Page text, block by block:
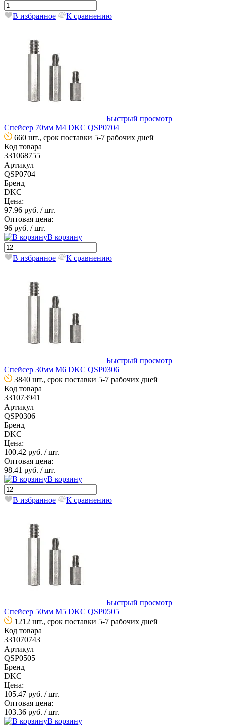
В избранное К сравнению
Быстрый просмотр
Спейсер 70мм М4 DKC QSP0704
660 шт., срок поставки 5-7 рабочих дней
Код товара
331068755
Артикул
QSP0704
Бренд
DKC
Цена:
97.96 руб. / шт.
Оптовая цена:
96 руб. / шт.
В корзину
В избранное К сравнению
Быстрый просмотр
Спейсер 30мм М6 DKC QSP0306
3840 шт., срок поставки 5-7 рабочих дней
Код товара
331073941
Артикул
QSP0306
Бренд
DKC
Цена:
100.42 руб. / шт.
Оптовая цена:
98.41 руб. / шт.
В корзину
В избранное К сравнению
Быстрый просмотр
Спейсер 50мм М5 DKC QSP0505
1212 шт., срок поставки 5-7 рабочих дней
Код товара
331070743
Артикул
QSP0505
Бренд
DKC
Цена:
105.47 руб. / шт.
Оптовая цена:
103.36 руб. / шт.
В корзину